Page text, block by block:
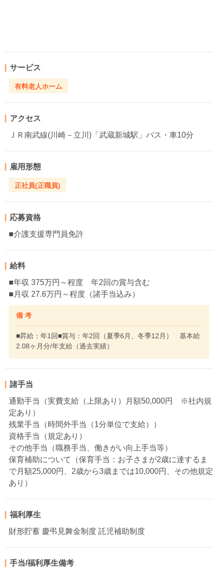
サービス
有料老人ホーム
アクセス
ＪＲ南武線(川崎－立川)「武蔵新城駅」バス・車10分
雇用形態
正社員(正職員)
応募資格
■介護支援専門員免許
給料
■年収 375万円～程度 年2回の賞与含む
■月収 27.6万円～程度（諸手当込み）
備 考
■昇給：年1回■賞与：年2回（夏季6月、冬季12月） 基本給
2.08ヶ月分/年支給（過去実績）
諸手当
通勤手当（実費支給（上限あり）月額50,000円 ※社内規
定あり）
残業手当（時間外手当（1分単位で支給））
資格手当（規定あり）
その他手当（職務手当、働きがい向上手当等）
保育補助について（保育手当：お子さまが2歳に達するま
で月額25,000円、2歳から3歳までは10,000円、その他規定
あり）
福利厚生
財形貯蓄 慶弔見舞金制度 託児補助制度
手当/福利厚生備考